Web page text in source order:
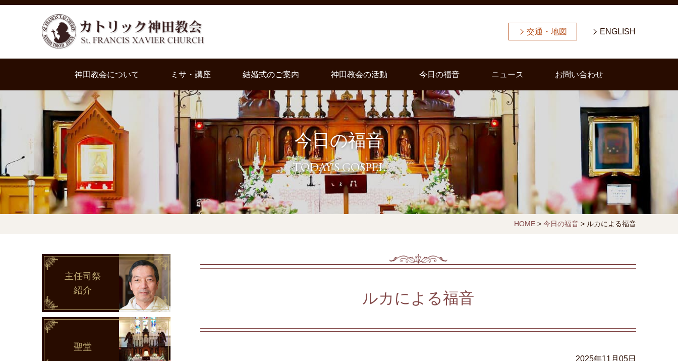
交通・地図 ENGLISH
神田教会について ミサ・講座 結婚式のご案内 神田教会の活動 今日の福音 ニュース お問い合わせ
今日の福音
TODAY'S GOSPEL
HOME> 今日の福音> ルカによる福音
ルカによる福音
2025年11月05日
主任司祭
紹介
聖堂